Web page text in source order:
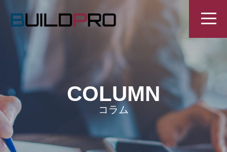
COLUMN
コラム